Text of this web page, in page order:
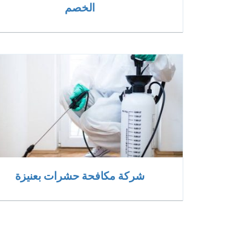
الخصم
شركة مكافحة حشرات بعنيزة